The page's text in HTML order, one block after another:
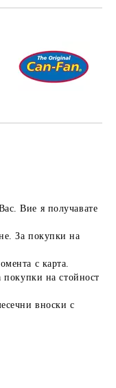
Вие я получавате
За покупки на
с карта.
покупки на стойност
вноски с